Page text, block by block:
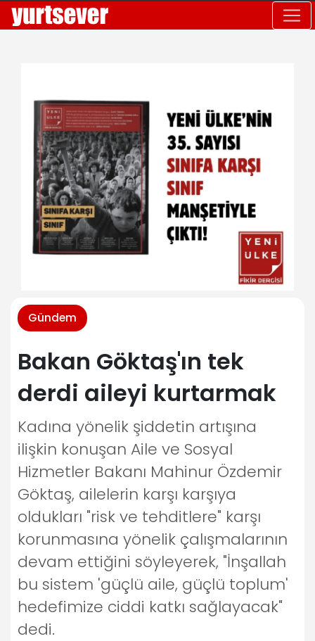
Gündem
Bakan Göktaş'ın tek
derdi aileyi kurtarmak
Kadına yönelik şiddetin artışına
ilişkin konuşan Aile ve Sosyal
Hizmetler Bakanı Mahinur Özdemir
Göktaş, ailelerin karşı karşıya
oldukları "risk ve tehditlere" karşı
korunmasına yönelik çalışmalarının
devam ettiğini söyleyerek, "İnşallah
bu sistem 'güçlü aile, güçlü toplum'
hedefimize ciddi katkı sağlayacak"
dedi.